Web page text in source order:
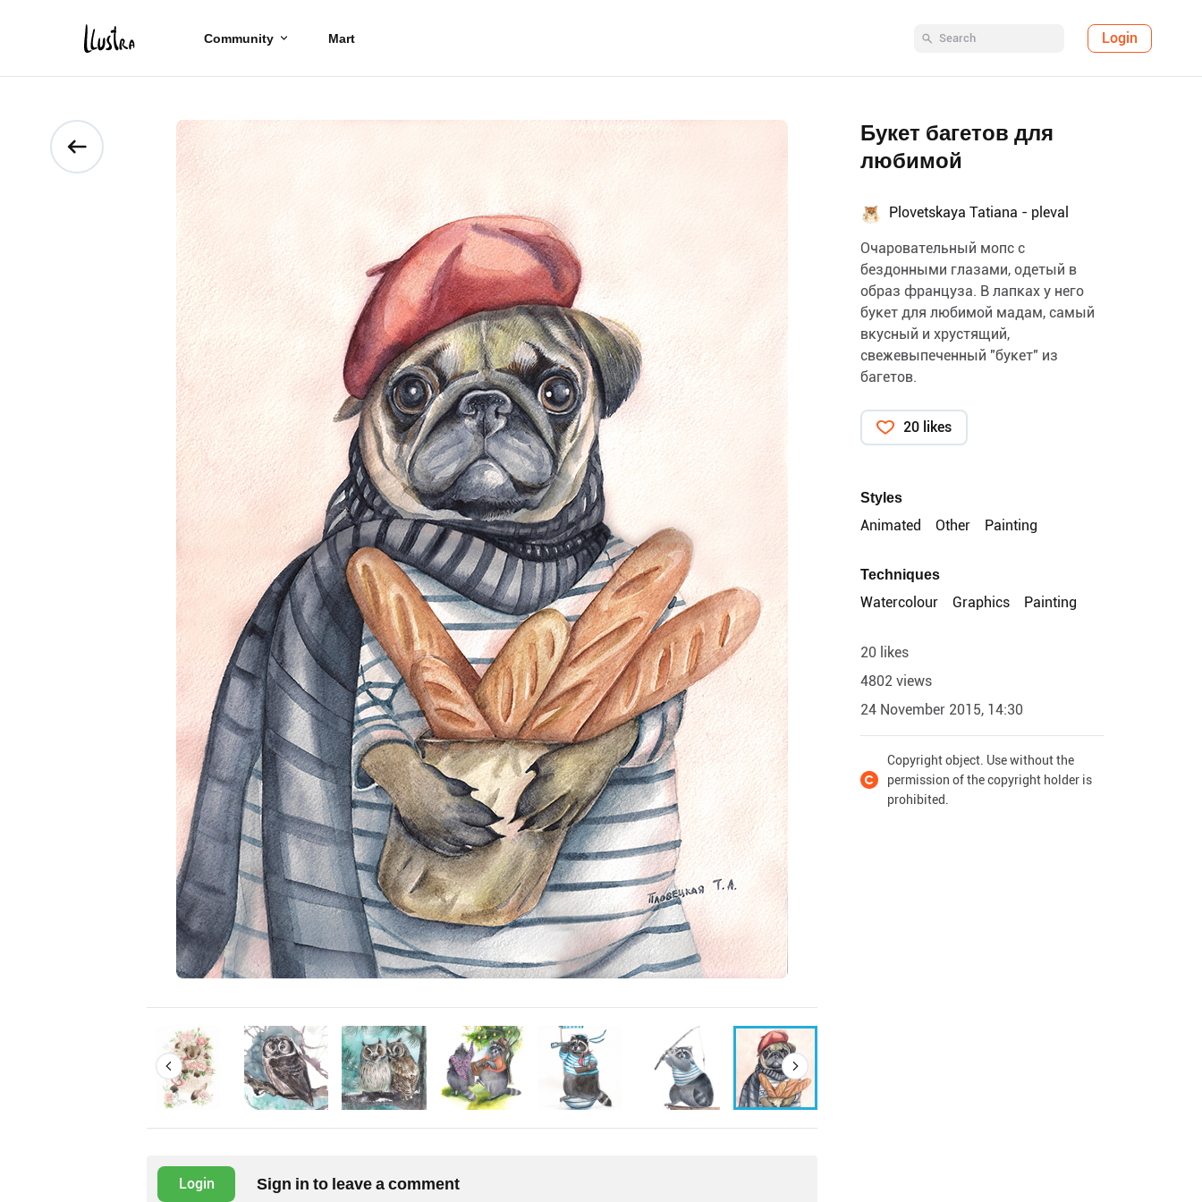
Community Mart Login
Login Sign in to leave a comment
Букет багетов для
любимой
Plovetskaya Tatiana - pleval
Очаровательный мопс с
бездонными глазами, одетый в
образ француза. В лапках у него
букет для любимой мадам, самый
вкусный и хрустящий,
свежевыпеченный "букет" из
багетов.
20 likes
Styles
Animated
Other Painting
Techniques
Watercolour
Graphics Painting
20 likes
4802 views
24 November 2015, 14:30
Copyright object. Use without the
permission of the copyright holder is
prohibited.